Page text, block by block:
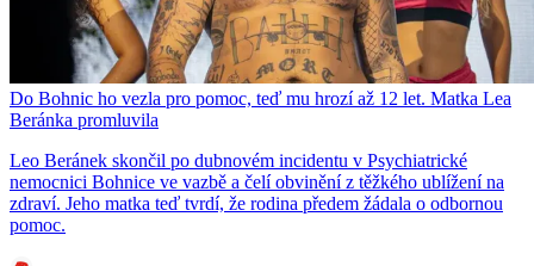
Do Bohnic ho vezla pro pomoc, teď mu hrozí až 12 let. Matka Lea
Beránka promluvila
Leo Beránek skončil po dubnovém incidentu v Psychiatrické
nemocnici Bohnice ve vazbě a čelí obvinění z těžkého ublížení na
zdraví. Jeho matka teď tvrdí, že rodina předem žádala o odbornou
pomoc.